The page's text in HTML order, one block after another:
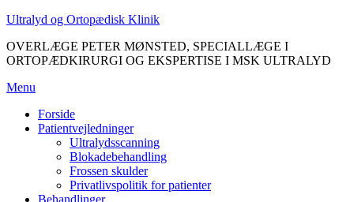
Spring
indhold
Ultralyd og Ortopædisk Klinik
OVERLÆGE PETER MØNSTED, SPECIALLÆGE I
ORTOPÆDKIRURGI OG EKSPERTISE I MSK ULTRALYD
Menu
Forside
Patientvejledninger
Ultralydsscanning
Blokadebehandling
Frossen skulder
Privatlivspolitik for patienter
Behandlinger